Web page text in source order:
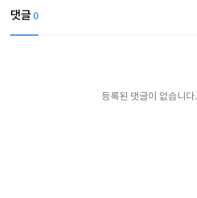
댓글 0
등록된 댓글이 없습니다.